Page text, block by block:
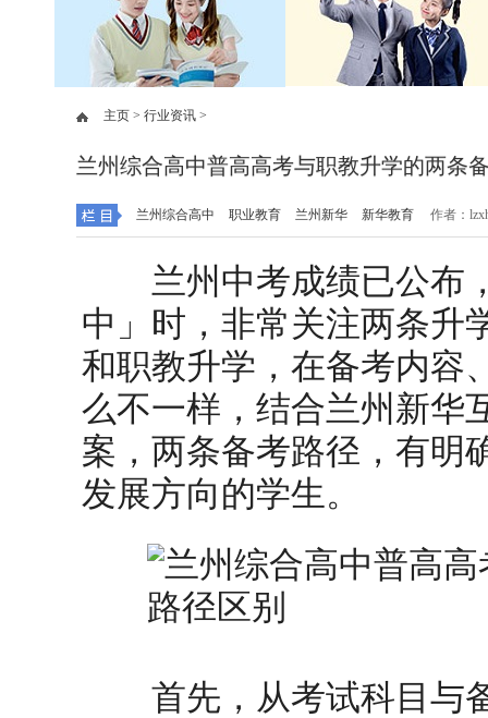
主页 > 行业资讯 >
兰州综合高中普高高考与职教升学的两条
兰州综合高中 职业教育 兰州新华 新华教育 作者：
兰州中考成绩已公布，
中」时，非常关注两条升
和职教升学，在备考内容
么不一样，结合兰州新华
案，两条备考路径，有明
发展方向的学生。
首先，从考试科目与备